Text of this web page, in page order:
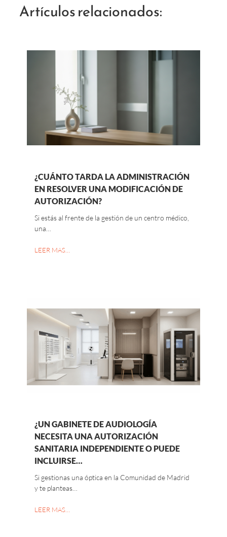
Artículos relacionados:
¿CUÁNTO TARDA LA ADMINISTRACIÓN
EN RESOLVER UNA MODIFICACIÓN DE
AUTORIZACIÓN?
Si estás al frente de la gestión de un centro médico,
una…
LEER MAS…
¿UN GABINETE DE AUDIOLOGÍA
NECESITA UNA AUTORIZACIÓN
SANITARIA INDEPENDIENTE O PUEDE
INCLUIRSE…
Si gestionas una óptica en la Comunidad de Madrid
y te planteas…
LEER MAS…